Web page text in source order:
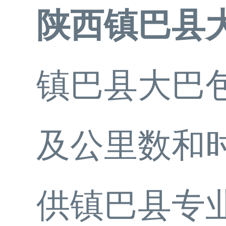
陕西镇巴县
镇巴县大巴
及公里数和
供镇巴县专